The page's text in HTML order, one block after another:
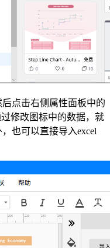
点击右侧属性面板中的
修改图标中的数据，就
也可以直接导入excel